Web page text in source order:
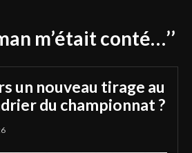
m’était conté…’’
un nouveau tirage au
du championnat ?